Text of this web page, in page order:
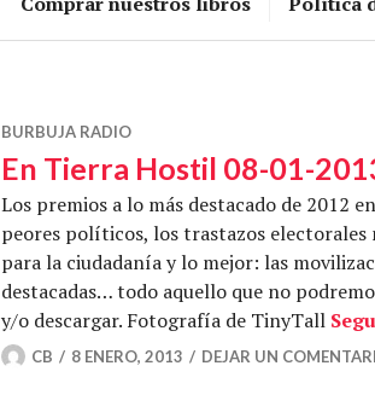
BURBUJA RADIO
En Tierra Hostil 08-01-
Los premios a lo más destacado de 2012
peores políticos, los trastazos electorales
para la ciudadanía y lo mejor: las
destacadas… todo aquello que no
y/o descargar. Fotografía de TinyTall
CB 8 ENERO, 2013 DEJAR UN